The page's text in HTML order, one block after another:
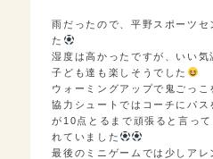
雨だったので、平野スポーツセ
た
湿度は高かったですが、いい
子ども達も楽しそうでした
ウォーミングアップで鬼ごっこ
協力シュートではコーチにパ
が10点とるまで頑張ると言っ
れていました
最後のミニゲームでは少しア